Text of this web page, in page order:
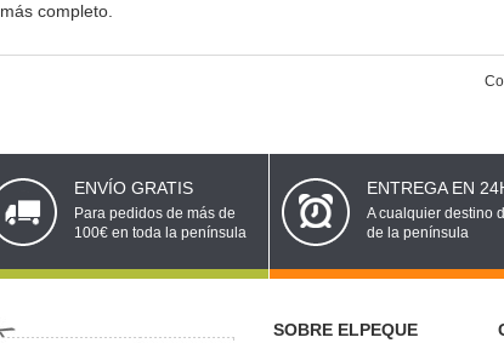
más completo.
ENVÍO GRATIS
Para pedidos de más de
100€ en toda la península
ENTREGA EN
A cualquier destino
de la península
SOBRE ELPEQUE